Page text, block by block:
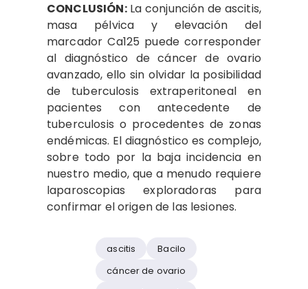
CONCLUSIÓN:La conjunción de ascitis,
masa pélvica y elevación del
marcador Ca125 puede corresponder
al diagnóstico de cáncer de ovario
avanzado, ello sin olvidar la posibilidad
de tuberculosis extraperitoneal en
pacientes con antecedente de
tuberculosis o procedentes de zonas
endémicas. El diagnóstico es complejo,
sobre todo por la baja incidencia en
nuestro medio, que a menudo requiere
laparoscopias exploradoras para
confirmar el origen de las lesiones.
ascitis
Bacilo
cáncer de ovario